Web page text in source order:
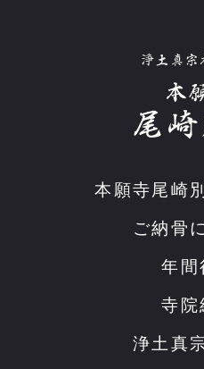
本願寺尾崎
ご納骨
年間
寺院
浄土真